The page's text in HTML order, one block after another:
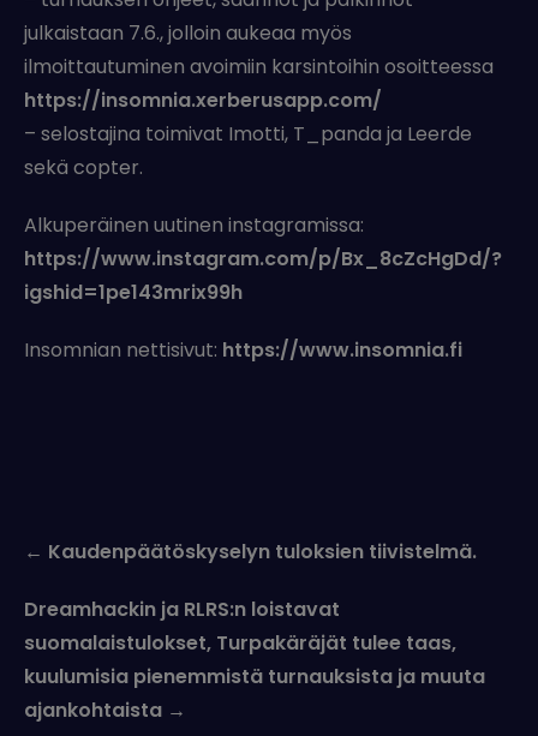
julkaistaan 7.6., jolloin aukeaa myös
ilmoittautuminen avoimiin karsintoihin osoitteessa
https://insomnia.xerberusapp.com/
– selostajina toimivat Imotti, T_panda ja Leerde
sekä copter.
Alkuperäinen uutinen instagramissa:
https://www.instagram.com/p/Bx_8cZcHgDd/?
igshid=1pe143mrix99h
Insomnian nettisivut: https://www.insomnia.fi
navigation
← Kaudenpäätöskyselyn tuloksien tiivistelmä.
Dreamhackin ja RLRS:n loistavat
suomalaistulokset, Turpakäräjät tulee taas,
kuulumisia pienemmistä turnauksista ja muuta
ajankohtaista →